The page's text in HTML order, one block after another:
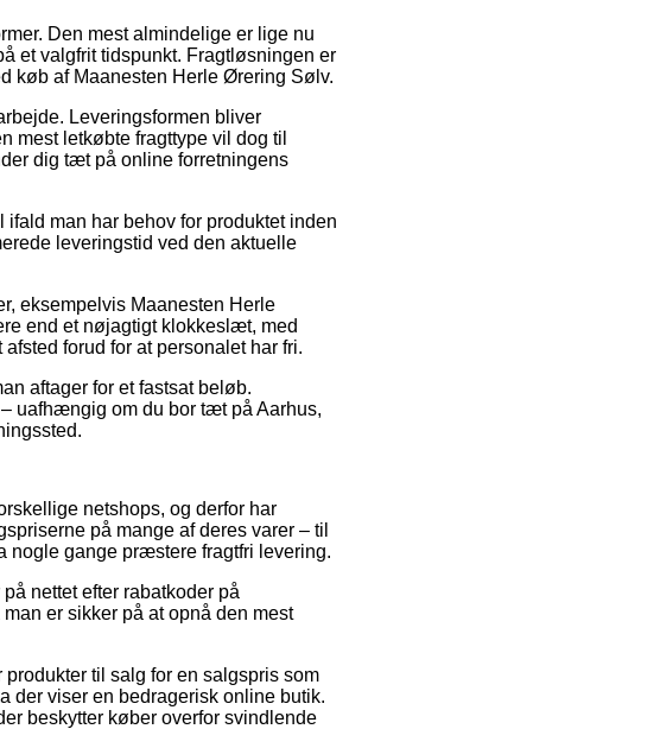
Den mest almindelige er lige nu
et valgfrit tidspunkt. Fragtløsningen er
køb af Maanesten Herle Ørering Sølv.
Leveringsformen bliver
mest letkøbte fragttype vil dog til
dig tæt på online forretningens
man har behov for produktet inden
leveringstid ved den aktuelle
eksempelvis Maanesten Herle
end et nøjagtigt klokkeslæt, med
forud for at personalet har fri.
aftager for et fastsat beløb.
uafhængig om du bor tæt på Aarhus,
netshops, og derfor har
på mange af deres varer – til
nogle gange præstere fragtfri levering.
nettet efter rabatkoder på
er sikker på at opnå den mest
til salg for en salgspris som
der viser en bedragerisk online butik.
beskytter køber overfor svindlende